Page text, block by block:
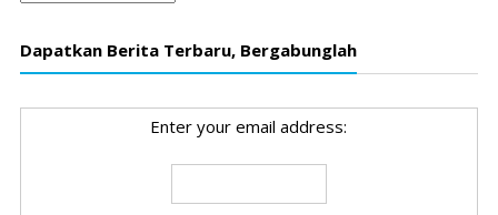
Dapatkan Berita Terbaru, Bergabunglah
Enter your email address: